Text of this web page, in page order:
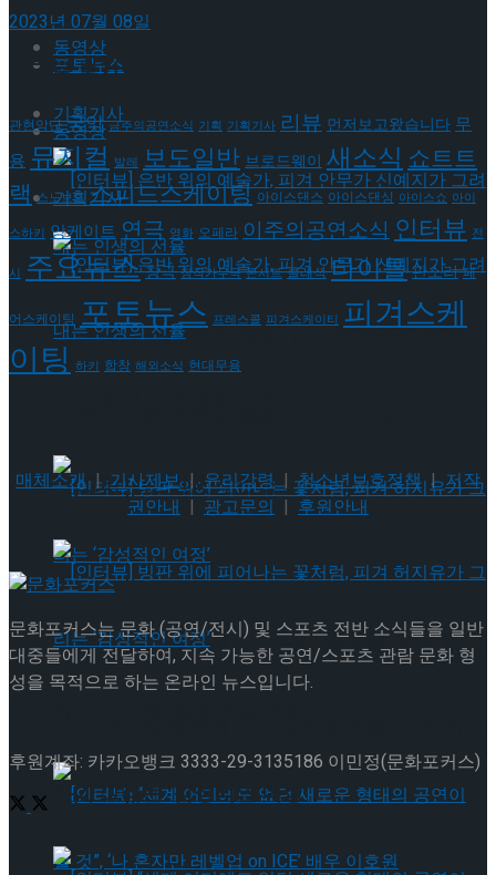
동영상
기획기사
[인터뷰] 은반 위의 예술가, 피겨 안무가 신예지
[인터뷰] 빙판 위에 피어나는 꽃처럼, 피겨 허지
포토뉴스
동영상
기획기사
가 그려내는 인생의 선율
유가 그리는 ‘감성적인 여정’
2023년 07월 08일
태그로 보기
관현악단 국악 금주의공연소식 기획 기획기사 리뷰 먼저보고왔습니다 무
용 뮤지컬 발레 보도일반 브로드웨이 새소식쇼트트
랙 스노보드 스피드스케이팅 아이스댄스 아이스댄싱 아이스쇼 아이
스하키 앙케이트 연극 영화 오페라 이주의공연소식 인터뷰 전
시 주요뉴스 창극 창작가무극 콘서트 클래식 타이틀판소리 페
어스케이팅 포토뉴스 프레스콜 피겨스케이티 피겨스케
이팅 하키 합창 해외소식 현대무용
매체소개|기사제보|윤리강령|청소년보호정책|저작
권안내 | 광고문의 | 후원안내
문화포커스는 문화 (공연/전시) 및 스포츠 전반 소식들을 일반
대중들에게 전달하여, 지속 가능한 공연/스포츠 관람 문화 형
성을 목적으로 하는 온라인 뉴스입니다.
후원계좌: 카카오뱅크 3333-29-3135186 이민정(문화포커스)